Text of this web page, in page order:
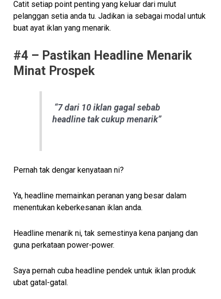
Catit setiap point penting yang keluar dari mulut
pelanggan setia anda tu. Jadikan ia sebagai modal untuk
buat ayat iklan yang menarik.
#4 – Pastikan Headline Menarik
Minat Prospek
“7 dari 10 iklan gagal sebab
headline tak cukup menarik”
Pernah tak dengar kenyataan ni?
Ya, headline memainkan peranan yang besar dalam
menentukan keberkesanan iklan anda.
Headline menarik ni, tak semestinya kena panjang dan
guna perkataan power-power.
Saya pernah cuba headline pendek untuk iklan produk
ubat gatal-gatal.